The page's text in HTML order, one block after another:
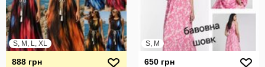
S, M, L, XL
888 грн
S, M
650 грн